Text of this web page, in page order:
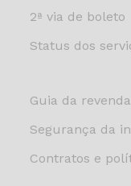
2ª via de boleto
Status dos
Guia da revenda
Segurança da
Contratos e